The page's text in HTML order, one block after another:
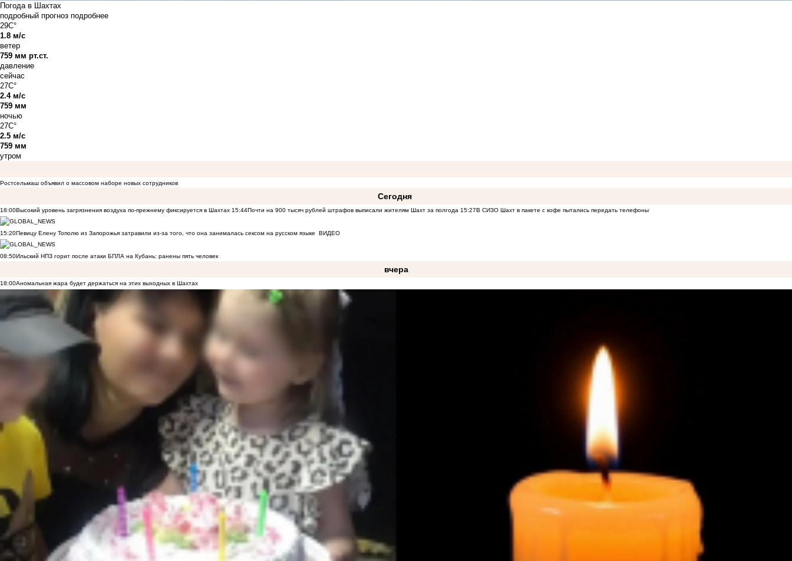
Погода в Шахтах
подробный прогноз подробнее
29C°
1.8 м/с
ветер
759 мм рт.ст.
давление
сейчас
27C°
2.4 м/с
759 мм
ночью
27C°
2.5 м/с
759 мм
утром
Ростсельмаш объявил о массовом наборе новых сотрудников
Сегодня
18:00Высокий уровень загрязнения воздуха по-прежнему фиксируется в Шахтах 15:44Почти на 900 тысяч рублей штрафов выписали жителям Шахт за полгода 15:27В СИЗО Шахт в пакете с кофе пытались передать телефоны
15:20Певицу Елену Тополю из Запорожья затравили из-за того, что она занималась сексом на русском языке ВИДЕО
08:50Ильский НПЗ горит после атаки БПЛА на Кубань: ранены пять человек
вчера
18:00Аномальная жара будет держаться на этих выходных в Шахтах